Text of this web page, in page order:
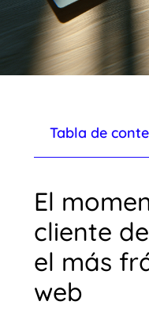
Tabla de
El
cliente
el más
web